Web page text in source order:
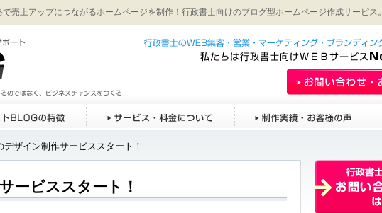
売上アップにつながるホームページを制作！行政書士向けのブログ型ホームページ作成サービス。
ザイン制作サービススタート！
ービススタート！